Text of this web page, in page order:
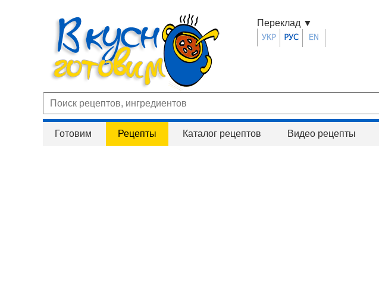
Переклад ▼
Готовим Рецепты Каталог рецептов Видео рецепты